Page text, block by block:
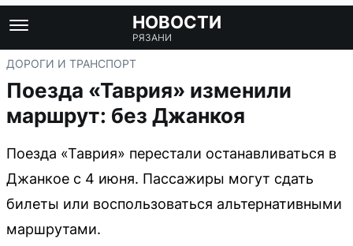
НОВОСТИ
РЯЗАНИ
ДОРОГИ И ТРАНСПОРТ
Поезда «Таврия» изменили
маршрут: без Джанкоя
Поезда «Таврия» перестали останавливаться в
Джанкое с 4 июня. Пассажиры могут сдать
билеты или воспользоваться альтернативными
маршрутами.